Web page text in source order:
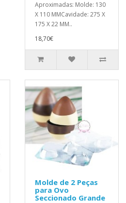
Aproximadas: Molde: 130
X 110 MMCavidade: 275 X
175 X 22 MM..
18,70€
Molde de 2 Peças
para Ovo
Seccionado Grande